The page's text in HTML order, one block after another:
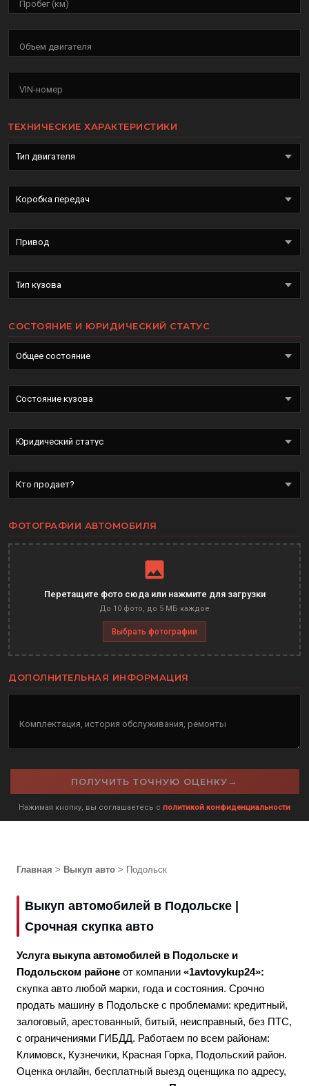
Пробег (км)
Объем двигателя
VIN-номер
ТЕХНИЧЕСКИЕ ХАРАКТЕРИСТИКИ
СОСТОЯНИЕ И ЮРИДИЧЕСКИЙ СТАТУС
ФОТОГРАФИИ АВТОМОБИЛЯ
Перетащите фото сюда или нажмите для загрузки
До 10 фото, до 5 МБ каждое
Выбрать фотографии
ДОПОЛНИТЕЛЬНАЯ ИНФОРМАЦИЯ
Комплектация, история обслуживания, ремонты
ПОЛУЧИТЬ ТОЧНУЮ ОЦЕНКУ →
Нажимая кнопку, вы соглашаетесь с политикой конфиденциальности
Главная > Выкуп авто > Подольск
Выкуп автомобилей в Подольске |
Срочная скупка авто
Услуга выкупа автомобилей в Подольске и
Подольском районе от компании «1avtovykup24»:
скупка авто любой марки, года и состояния. Срочно
продать машину в Подольске с проблемами: кредитный,
залоговый, арестованный, битый, неисправный, без ПТС,
с ограничениями ГИБДД. Работаем по всем районам:
Климовск, Кузнечики, Красная Горка, Подольский район.
Оценка онлайн, бесплатный выезд оценщика по адресу,